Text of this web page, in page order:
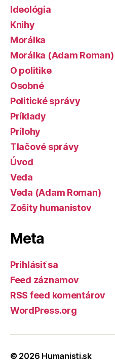
Ideológia
Knihy
Morálka
Morálka (Adam Roman)
O politike
Osobné
Politické správy
Príklady
Prílohy
Tlačové správy
Úvod
Veda
Veda (Adam Roman)
Zošity humanistov
Meta
Prihlásiť sa
Feed záznamov
RSS feed komentárov
WordPress.org
© 2026 Humanisti.sk